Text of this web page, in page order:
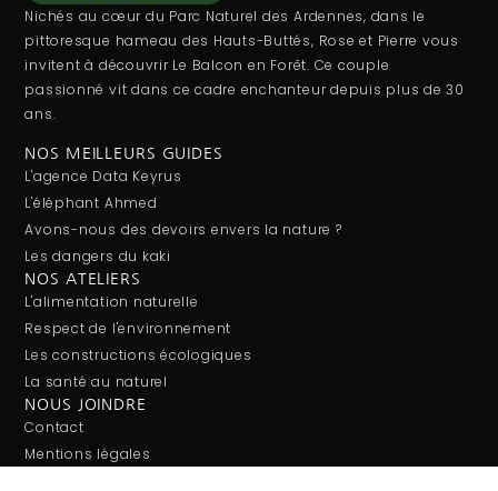
Nichés au cœur du Parc Naturel des Ardennes, dans le
pittoresque hameau des Hauts-Buttés, Rose et Pierre vous
invitent à découvrir Le Balcon en Forêt. Ce couple
passionné vit dans ce cadre enchanteur depuis plus de 30
ans.
NOS MEILLEURS GUIDES
L'agence Data Keyrus
L'éléphant Ahmed
Avons-nous des devoirs envers la nature ?
Les dangers du kaki
NOS ATELIERS
L'alimentation naturelle
Respect de l'environnement
Les constructions écologiques
La santé au naturel
NOUS JOINDRE
Contact
Mentions légales